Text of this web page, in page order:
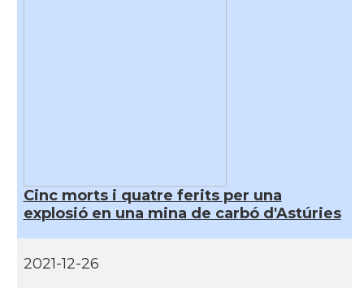
Cinc morts i quatre ferits per una
explosió en una mina de carbó d'Astúries
2021-12-26